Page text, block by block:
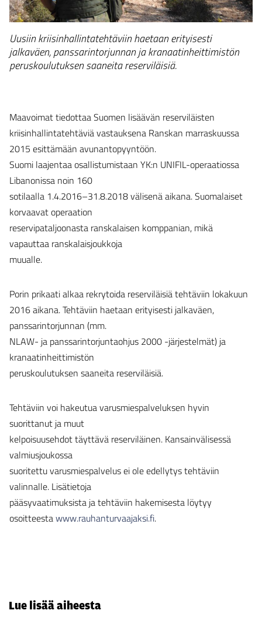
Uusiin kriisinhallintatehtäviin haetaan erityisesti
jalkaväen, panssarintorjunnan ja kranaatinheittimistön
peruskoulutuksen saaneita reserviläisiä.
Maavoimat tiedottaa Suomen lisäävän reserviläisten
kriisinhallintatehtäviä vastauksena Ranskan marraskuussa
2015 esittämään avunantopyyntöön.
Suomi laajentaa osallistumistaan YK:n UNIFIL-operaatiossa
Libanonissa noin 160
sotilaalla 1.4.2016–31.8.2018 välisenä aikana. Suomalaiset
korvaavat operaation
reservipataljoonasta ranskalaisen komppanian, mikä
vapauttaa ranskalaisjoukkoja
muualle.
Porin prikaati alkaa rekrytoida reserviläisiä tehtäviin lokakuun
2016 aikana. Tehtäviin haetaan erityisesti jalkaväen,
panssarintorjunnan (mm.
NLAW- ja panssarintorjuntaohjus 2000 -järjestelmät) ja
kranaatinheittimistön
peruskoulutuksen saaneita reserviläisiä.
Tehtäviin voi hakeutua varusmiespalveluksen hyvin
suorittanut ja muut
kelpoisuusehdot täyttävä reserviläinen. Kansainvälisessä
valmiusjoukossa
suoritettu varusmiespalvelus ei ole edellytys tehtäviin
valinnalle. Lisätietoja
pääsyvaatimuksista ja tehtäviin hakemisesta löytyy
osoitteestawww.rauhanturvaajaksi.fi.
Lue lisää aiheesta